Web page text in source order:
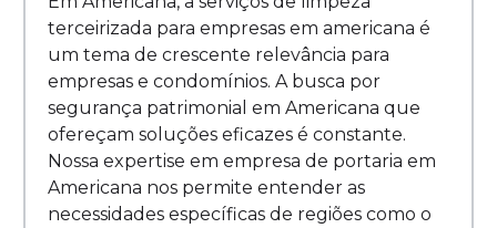
terceirizada para empresas em americana é
um tema de crescente relevância para
empresas e condomínios. A busca por
segurança patrimonial em Americana que
ofereçam soluções eficazes é constante.
Nossa expertise em empresa de portaria em
Americana nos permite entender as
necessidades específicas de regiões como o